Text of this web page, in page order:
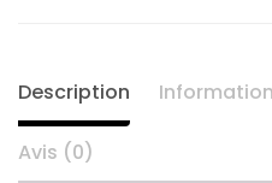
6
mm
Description
Avis (0)